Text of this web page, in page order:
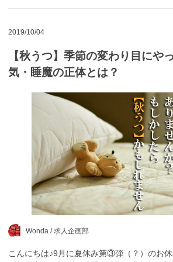
2019/10/04
【秋うつ】季節の変わり目にや
気・睡魔の正体とは？
Wonda /求人企画部
こんにちは♪9月に夏休み第③弾（？）のお